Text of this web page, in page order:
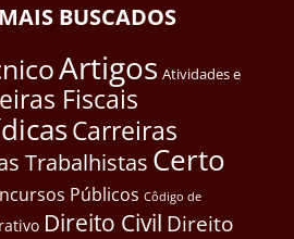
BUSCADOS
Artigos Atividades e
Fiscais
Carreiras
Trabalhistas Certo
Públicos Côdigo de
Direito Civil Direito